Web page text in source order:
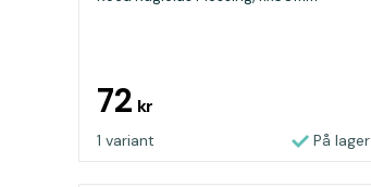
72 kr
1 variant På lager